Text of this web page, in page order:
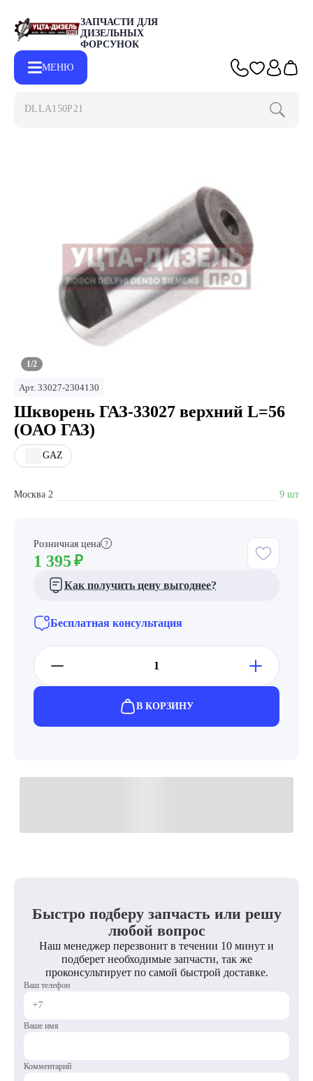
ЗАПЧАСТИ ДЛЯ
ДИЗЕЛЬНЫХ
ФОРСУНОК
МЕНЮ
DLLA150P2153
Розничная цена ?
1 395 ₽
Как получить цену выгоднее?
Бесплатная консультация
В КОРЗИНУ
1/2
Арт. 33027-2304130
Шкворень ГАЗ-33027 верхний L=56
(ОАО ГАЗ)
GAZ
Москва 2 9 шт
Быстро подберу запчасть или решу
любой вопрос
Наш менеджер перезвонит в течении 10 минут и
подберет необходимые запчасти, так же
проконсультирует по самой быстрой доставке.
Ваш телефон
Ваше имя
Комментарий